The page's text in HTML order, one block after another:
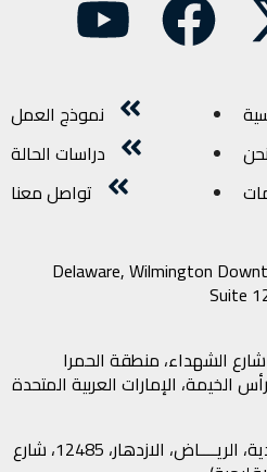
نموذج العمل
دراسات الحالة
تواصل معنا
Delaware, Wilmington
Suite
الشهداء، منطقة الحمرا
الخيمة، الإمارات العربية المتحدة
المملكة العربية السعودية، الريــــاض، الازدهار، 12485، شارع